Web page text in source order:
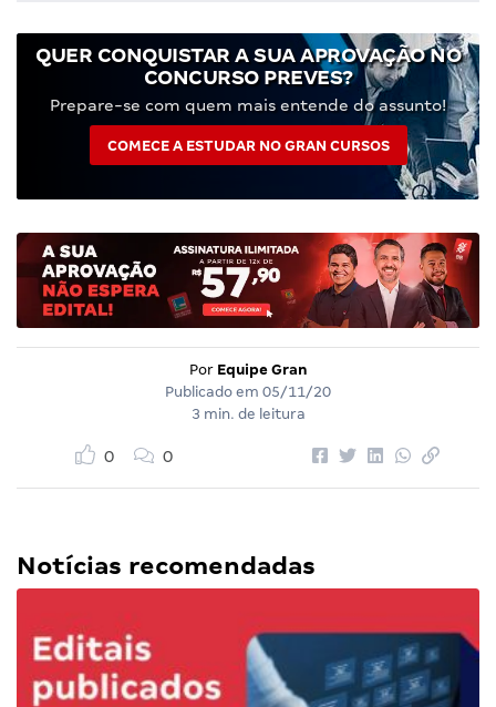
QUER CONQUISTAR A SUA APROVAÇÃO NO
CONCURSO PREVES?
Prepare-se com quem mais entende do assunto!
COMECE A ESTUDAR NO GRAN CURSOS
Por Equipe Gran
Publicado em 05/11/20
3 min. de leitura
0 0
Notícias recomendadas